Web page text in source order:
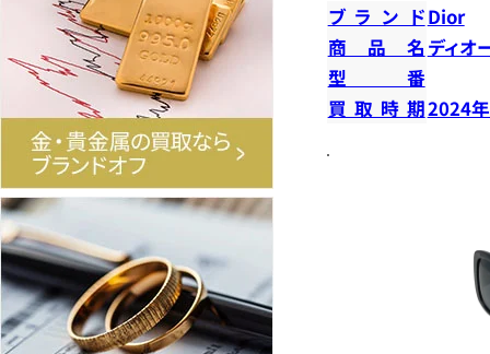
ブランドDior
商品名 ディ
型番
買取時期2024